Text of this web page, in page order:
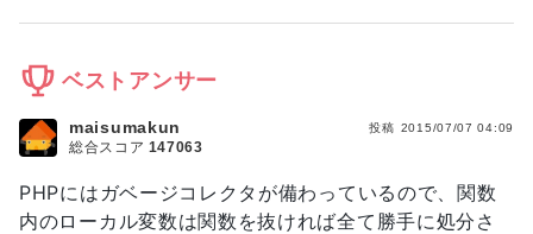
ベストアンサー
PHPにはガベージコレクタが備わっているので、関数
内のローカル変数は関数を抜ければ全て勝手に処分さ
投稿 2015/07/07 04:09
maisumakun
総合スコア 147063